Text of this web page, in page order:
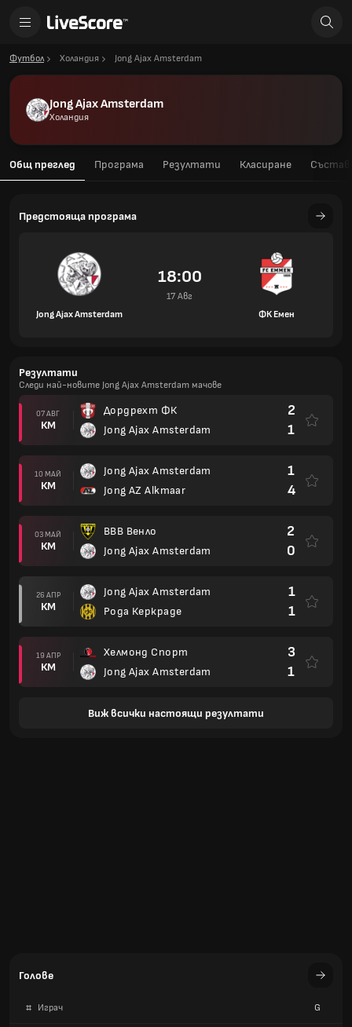
Футбол Холандия Jong Ajax Amsterdam
Jong Ajax Amsterdam
Холандия
Общ преглед Програма Резултати Класиране Състав
Предстояща програма
Jong Ajax Amsterdam
18:00
17 Авг
ФК Емен
Резултати
Следи най-новите Jong Ajax Amsterdam мачове
07 АВГ
КМ
Дордрехт ФК
Jong Ajax Amsterdam
2
1
10 МАЙ
КМ
Jong Ajax Amsterdam
Jong AZ Alkmaar
1
4
03 МАЙ
КМ
ВВВ Венло
Jong Ajax Amsterdam
2
0
26 АПР
КМ
Jong Ajax Amsterdam
Рода Керкраде
1
1
19 АПР
КМ
Хелмонд Спорт
Jong Ajax Amsterdam
3
1
Виж всички настоящи резултати
Голове
# Играч G